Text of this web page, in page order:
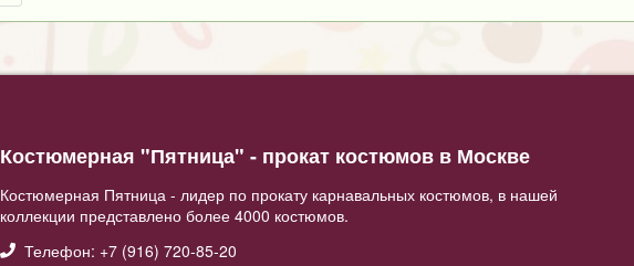
Костюмерная "Пятница" - прокат костюмов в Москве
Костюмерная Пятница - лидер по прокату карнавальных костюмов, в нашей
коллекции представлено более 4000 костюмов.
Телефон: +7 (916) 720-85-20